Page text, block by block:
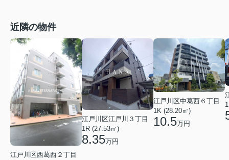
近隣の物件
江戸川区西葛西２丁目
江戸川区江戸川３丁目
1R (27.53㎡)
8.35万円
江戸川区中葛西６丁目
1K (28.20㎡)
10.5万円